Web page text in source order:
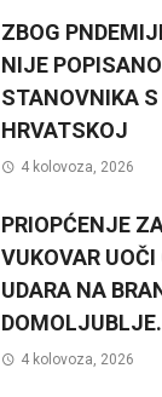
ZBOG
NIJE
STANOVNIKA
HRVATSKOJ
4 kolovoza, 2026
PRIOPĆENJE
VUKOVAR
UDARA NA
4 kolovoza, 2026